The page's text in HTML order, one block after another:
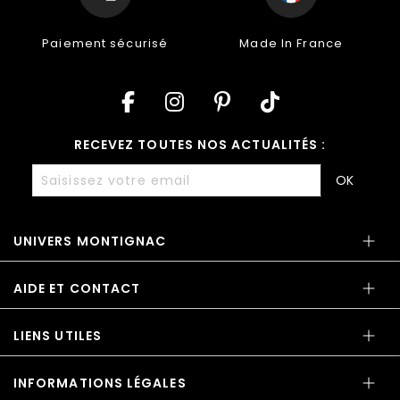
Paiement sécurisé Made In France
UNIVERS MONTIGNAC
AIDE ET CONTACT
LIENS UTILES
INFORMATIONS LÉGALES
RECEVEZ TOUTES NOS ACTUALITÉS :
OK